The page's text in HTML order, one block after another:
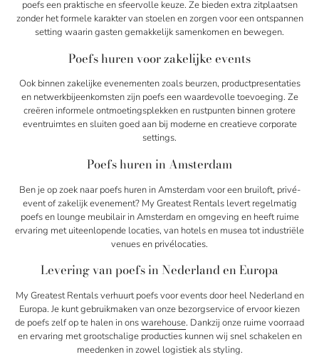
poefs een praktische en sfeervolle keuze. Ze bieden extra zitplaatsen
zonder het formele karakter van stoelen en zorgen voor een ontspannen
setting waarin gasten gemakkelijk samenkomen en bewegen.
Poefs huren voor zakelijke events
Ook binnen zakelijke evenementen zoals beurzen, productpresentaties
en netwerkbijeenkomsten zijn poefs een waardevolle toevoeging. Ze
creëren informele ontmoetingsplekken en rustpunten binnen grotere
eventruimtes en sluiten goed aan bij moderne en creatieve corporate
settings.
Poefs huren in Amsterdam
Ben je op zoek naar poefs huren in Amsterdam voor een bruiloft, privé-
event of zakelijk evenement? My Greatest Rentals levert regelmatig
poefs en lounge meubilair in Amsterdam en omgeving en heeft ruime
ervaring met uiteenlopende locaties, van hotels en musea tot industriële
venues en privélocaties.
Levering van poefs in Nederland en Europa
My Greatest Rentals verhuurt poefs voor events door heel Nederland en
Europa. Je kunt gebruikmaken van onze bezorgservice of ervoor kiezen
de poefs zelf op te halen in onswarehouse. Dankzij onze ruime voorraad
en ervaring met grootschalige producties kunnen wij snel schakelen en
meedenken in zowel logistiek als styling.